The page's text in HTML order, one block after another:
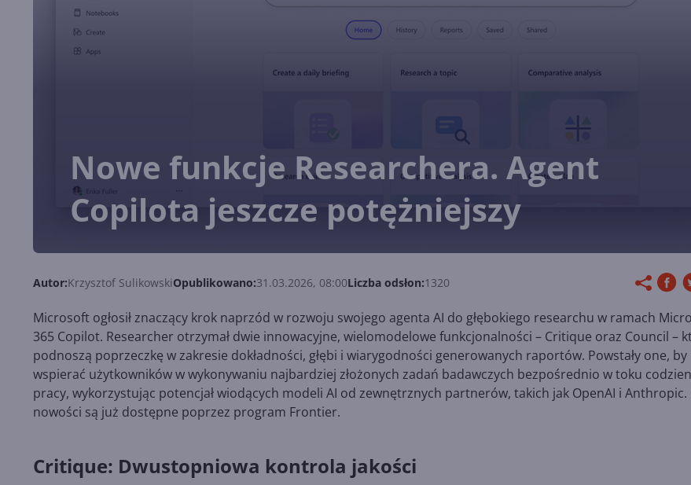
Nowe funkcje Researchera. Agent
Copilota jeszcze potężniejszy
Autor:Krzysztof SulikowskiOpublikowano:31.03.2026, 08:00Liczba odsłon:1320
Microsoft ogłosił znaczący krok naprzód w rozwoju swojego agenta AI do głębokiego researchu w ramach
365 Copilot. Researcher otrzymał dwie innowacyjne, wielomodelowe funkcjonalności – Critique oraz Council –
podnoszą poprzeczkę w zakresie dokładności, głębi i wiarygodności generowanych raportów. Powstały one, by
wspierać użytkowników w wykonywaniu najbardziej złożonych zadań badawczych bezpośrednio w toku
pracy, wykorzystując potencjał wiodących modeli AI od zewnętrznych partnerów, takich jak OpenAI i Anthropic.
nowości są już dostępne poprzez program Frontier.
Critique: Dwustopniowa kontrola jakości